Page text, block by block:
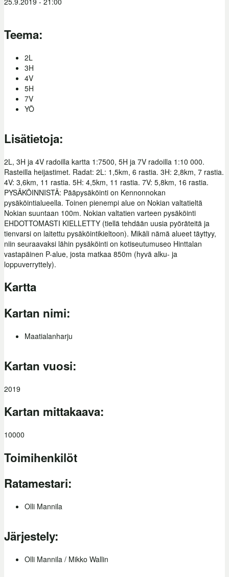
Teema:
2L
3H
4V
5H
7V
YÖ
Lisätietoja:
2L, 3H ja 4V radoilla kartta 1:7500, 5H ja 7V radoilla 1:10 000.
Rasteilla heijastimet. Radat: 2L: 1,5km, 6 rastia. 3H: 2,8km, 7 rastia.
4V: 3,6km, 11 rastia. 5H: 4,5km, 11 rastia. 7V: 5,8km, 16 rastia.
PYSÄKÖINNISTÄ: Pääpysäköinti on Kennonnokan
pysäköintialueella. Toinen pienempi alue on Nokian valtatieltä
Nokian suuntaan 100m. Nokian valtatien varteen pysäköinti
EHDOTTOMASTI KIELLETTY (tiellä tehdään uusia pyöräteitä ja
tienvarsi on laitettu pysäköintikieltoon). Mikäli nämä alueet täyttyy,
niin seuraavaksi lähin pysäköinti on kotiseutumuseo Hinttalan
vastapäinen P-alue, josta matkaa 850m (hyvä alku- ja
loppuverryttely).
Kartta
Kartan nimi:
Maatialanharju
Kartan vuosi:
2019
Kartan mittakaava:
10000
Toimihenkilöt
Ratamestari:
Olli Mannila
Järjestely:
Olli Mannila / Mikko Wallin